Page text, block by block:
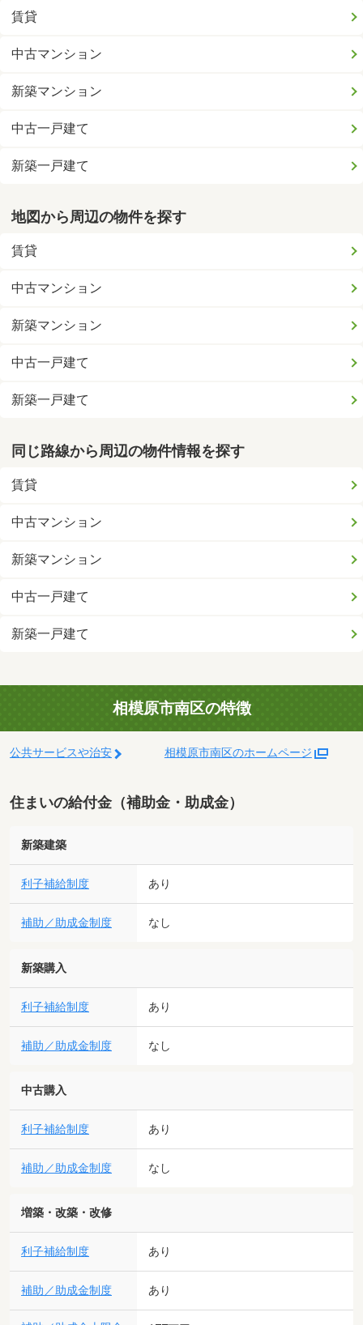
賃貸
中古マンション
新築マンション
中古一戸建て
新築一戸建て
地図から周辺の物件を探す
賃貸
中古マンション
新築マンション
中古一戸建て
新築一戸建て
同じ路線から周辺の物件情報を探す
賃貸
中古マンション
新築マンション
中古一戸建て
新築一戸建て
相模原市南区の特徴
公共サービスや治安 相模原市南区のホームページ
住まいの給付金（補助金・助成金）
新築建築
利子補給制度 あり
補助／助成金制度 なし
新築購入
利子補給制度 あり
補助／助成金制度 なし
中古購入
利子補給制度 あり
補助／助成金制度 なし
増築・改築・改修
利子補給制度 あり
補助／助成金制度 あり